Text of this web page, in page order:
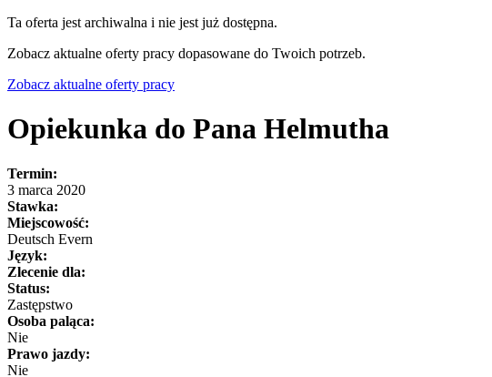
Ta oferta jest archiwalna i nie jest już dostępna.
Zobacz aktualne oferty pracy dopasowane do Twoich potrzeb.
Zobacz aktualne oferty pracy
Opiekunka do Pana Helmutha
Termin:
3 marca 2020
Stawka:
Miejscowość:
Deutsch Evern
Język:
Zlecenie dla:
Status:
Zastępstwo
Osoba paląca:
Nie
Prawo jazdy:
Nie